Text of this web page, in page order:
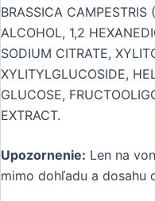
BRASSICA
ALCOHOL, 1,2
SODIUM CITRATE,
XYLITYLGLUCOSIDE,
GLUCOSE,
EXTRACT.
Upozornenie: Len na
mimo dohľadu a dosahu